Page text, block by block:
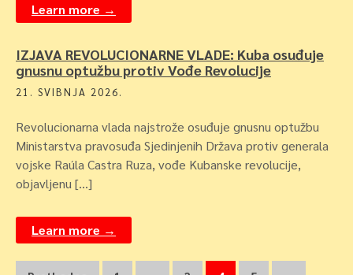
Learn more →
IZJAVA REVOLUCIONARNE VLADE: Kuba osuđuje
gnusnu optužbu protiv Vođe Revolucije
21. SVIBNJA 2026.
Revolucionarna vlada najstrože osuđuje gnusnu optužbu
Ministarstva pravosuđa Sjedinjenih Država protiv generala
vojske Raúla Castra Ruza, vođe Kubanske revolucije,
objavljenu […]
Learn more →